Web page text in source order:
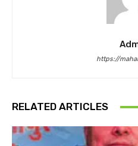
https://
RELATED ARTICLES